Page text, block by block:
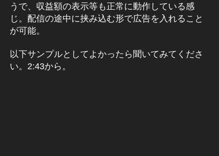
うで、収益額の表示等も正常に動作している感
じ。配信の途中に挟み込む形で広告を入れること
が可能。
以下サンプルとしてよかったら聞いてみてくださ
い。2:43から。